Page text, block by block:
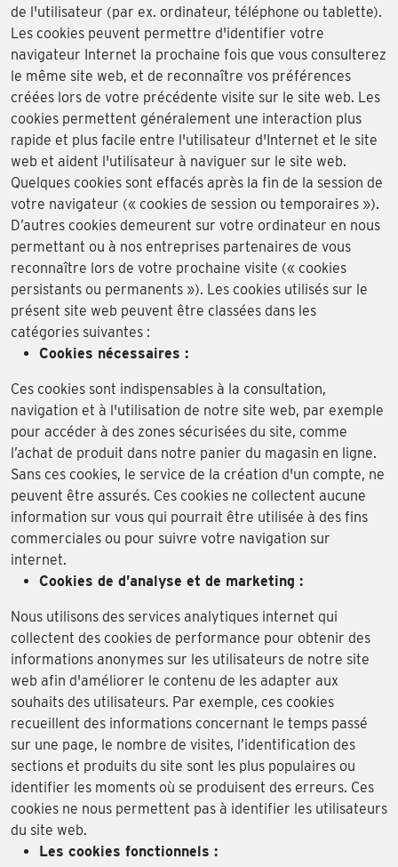
de l'utilisateur (par ex. ordinateur, téléphone ou tablette).
Les cookies peuvent permettre d'identifier votre
navigateur Internet la prochaine fois que vous consulterez
le même site web, et de reconnaître vos préférences
créées lors de votre précédente visite sur le site web. Les
cookies permettent généralement une interaction plus
rapide et plus facile entre l'utilisateur d'Internet et le site
web et aident l'utilisateur à naviguer sur le site web.
Quelques cookies sont effacés après la fin de la session de
votre navigateur (« cookies de session ou temporaires »).
D’autres cookies demeurent sur votre ordinateur en nous
permettant ou à nos entreprises partenaires de vous
reconnaître lors de votre prochaine visite (« cookies
persistants ou permanents »). Les cookies utilisés sur le
présent site web peuvent être classées dans les
catégories suivantes :
Cookies nécessaires :
Ces cookies sont indispensables à la consultation,
navigation et à l'utilisation de notre site web, par exemple
pour accéder à des zones sécurisées du site, comme
l’achat de produit dans notre panier du magasin en ligne.
Sans ces cookies, le service de la création d'un compte, ne
peuvent être assurés. Ces cookies ne collectent aucune
information sur vous qui pourrait être utilisée à des fins
commerciales ou pour suivre votre navigation sur
internet.
Cookies de d’analyse et de marketing :
Nous utilisons des services analytiques internet qui
collectent des cookies de performance pour obtenir des
informations anonymes sur les utilisateurs de notre site
web afin d'améliorer le contenu de les adapter aux
souhaits des utilisateurs. Par exemple, ces cookies
recueillent des informations concernant le temps passé
sur une page, le nombre de visites, l’identification des
sections et produits du site sont les plus populaires ou
identifier les moments où se produisent des erreurs. Ces
cookies ne nous permettent pas à identifier les utilisateurs
du site web.
Les cookies fonctionnels :